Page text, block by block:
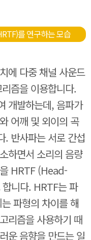
를 연구하는 모습
에 다중 채널 사운드
즘을 이용합니다.
개발하는데, 음파가
어깨 및 외이의 곡
. 반사파는 서로 간섭
하면서 소리의 음량
HRTF (Head-
니다. HRTF는 파
파형의 차이를 해
리즘을 사용하기 때
운 음향을 만드는 일